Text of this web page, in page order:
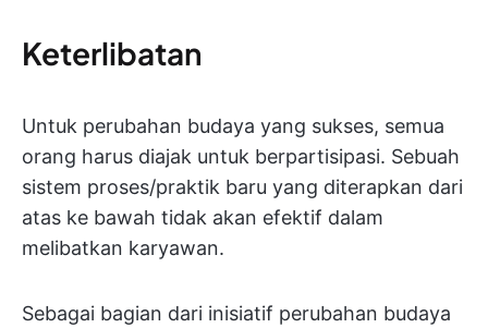
Keterlibatan
Untuk perubahan budaya yang sukses, semua
orang harus diajak untuk berpartisipasi. Sebuah
sistem proses/praktik baru yang diterapkan dari
atas ke bawah tidak akan efektif dalam
melibatkan karyawan.
Sebagai bagian dari inisiatif perubahan budaya